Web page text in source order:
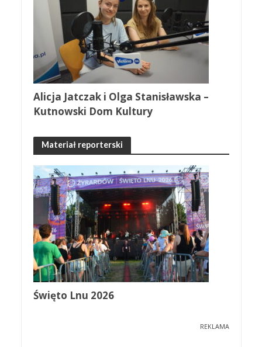
Alicja Jatczak i Olga Stanisławska –
Kutnowski Dom Kultury
Materiał reporterski
Święto Lnu 2026
REKLAMA